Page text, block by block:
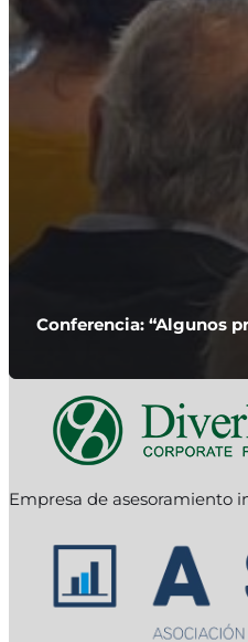
Conferencia: “Algunos
Empresa de asesoramiento